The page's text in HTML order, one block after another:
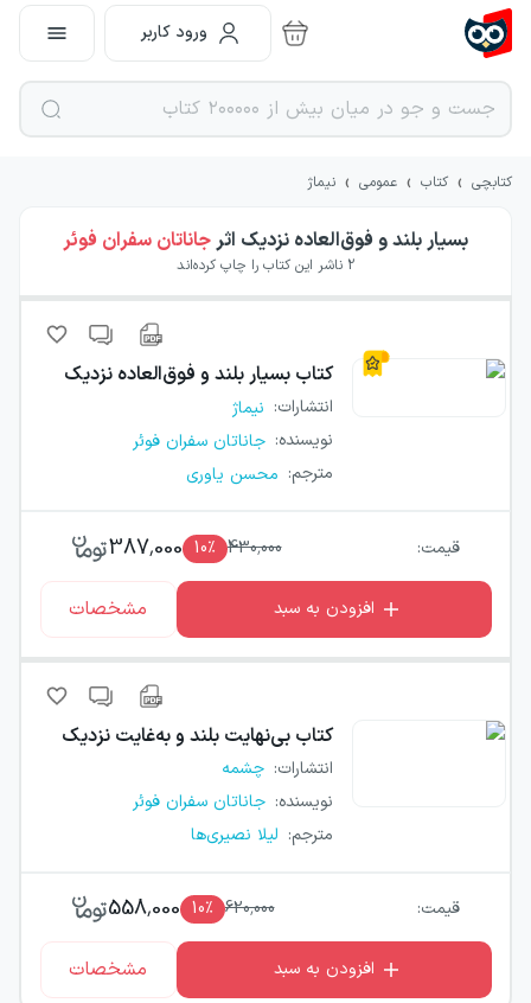
ورود کاربر
کتابچی › کتاب › عمومی › نیماژ
بسیار بلند و فوق‌العاده نزدیک اثرجاناتان سفران فوئر
2 ناشر این کتاب را چاپ کرده‌اند
کتاب بسیار بلند و فوق‌العاده نزدیک
انتشارات: نیماژ
نویسنده: جاناتان سفران فوئر
مترجم: محسن یاوری
قیمت: 430,000
10٪ 387,000
افزودن به سبد مشخصات
کتاب بی‌نهایت بلند و به‌غایت نزدیک
انتشارات: چشمه
نویسنده: جاناتان سفران فوئر
مترجم: لیلا نصیری‌ها
قیمت: 620,000
10٪ 558,000
افزودن به سبد مشخصات